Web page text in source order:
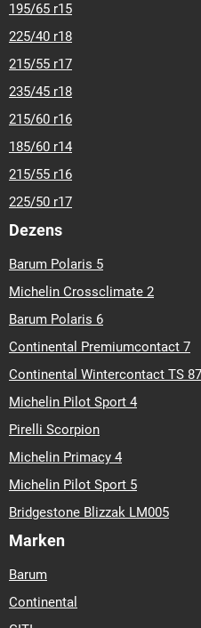
195/65 r15
225/40 r18
215/55 r17
235/45 r18
215/60 r16
185/60 r14
215/55 r16
225/50 r17
Dezens
Barum Polaris 5
Michelin Crossclimate 2
Barum Polaris 6
Continental Premiumcontact 7
Continental Wintercontact TS
Michelin Pilot Sport 4
Pirelli Scorpion
Michelin Primacy 4
Michelin Pilot Sport 5
Bridgestone Blizzak LM005
Marken
Barum
Continental